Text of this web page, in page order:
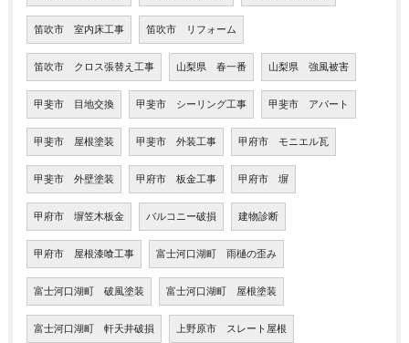
笛吹市 室内床工事 笛吹市 リフォーム
笛吹市 クロス張替え工事 山梨県 春一番 山梨県 強風被害
甲斐市 目地交換 甲斐市 シーリング工事 甲斐市 アパート
甲斐市 屋根塗装 甲斐市 外装工事 甲府市 モニエル瓦
甲斐市 外壁塗装 甲府市 板金工事 甲府市 塀
甲府市 塀笠木板金 バルコニー破損 建物診断
甲府市 屋根漆喰工事 富士河口湖町 雨樋の歪み
富士河口湖町 破風塗装 富士河口湖町 屋根塗装
富士河口湖町 軒天井破損 上野原市 スレート屋根